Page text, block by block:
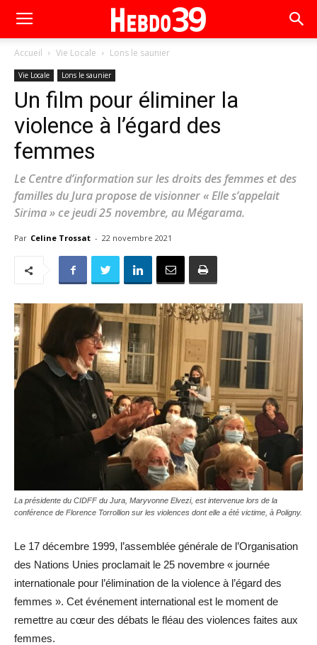
Accueil Vie Locale Lons le saunier
Vie Locale Lons le saunier
Un film pour éliminer la
violence à l’égard des
femmes
Le Centre d’information sur les droits des femmes et des
familles du Jura propose de visionner « Elle s’appelait
Sirima » ce jeudi 25 novembre, au Mégarama.
Par Celine Trossat - 22 novembre 2021
La présidente du CIDFF du Jura, Maryvonne Elvezi, est intervenue lors de la
conférence de Florence Torrollion sur les violences dont elle a été victime, à Poligny.
Le 17 décembre 1999, l’assemblée générale de l’Organisation
des Nations Unies proclamait le 25 novembre « journée
internationale pour l’élimination de la violence à l’égard des
femmes ». Cet événement international est le moment de
remettre au cœur des débats le fléau des violences faites aux
femmes.